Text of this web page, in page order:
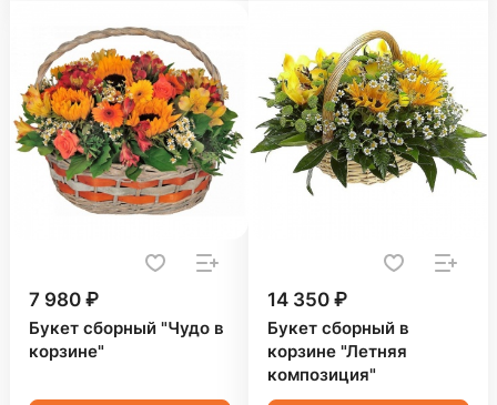
7 980 ₽
Букет сборный "Чудо в
корзине"
14 350 ₽
Букет сборный в
корзине "Летняя
композиция"